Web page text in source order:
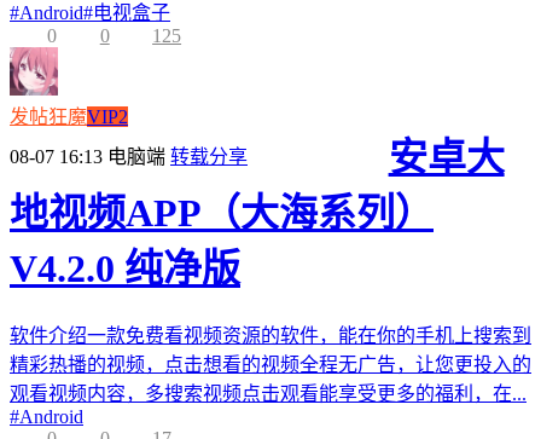
#Android#电视盒子
0
0 125
发帖狂魔VIP2
08-07 16:13 电脑端 转载分享
安卓大
地视频APP（大海系列）
V4.2.0 纯净版
软件介绍一款免费看视频资源的软件，能在你的手机上搜索到
精彩热播的视频，点击想看的视频全程无广告，让您更投入的
观看视频内容，多搜索视频点击观看能享受更多的福利，在...
#Android